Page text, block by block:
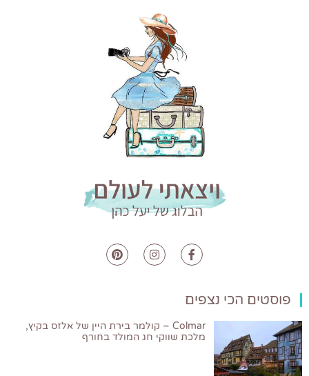
פוסטים הכי נצפים
Colmar – קולמר בירת היין של אלזס בקיץ,
מלכת שווקי חג המולד בחורף